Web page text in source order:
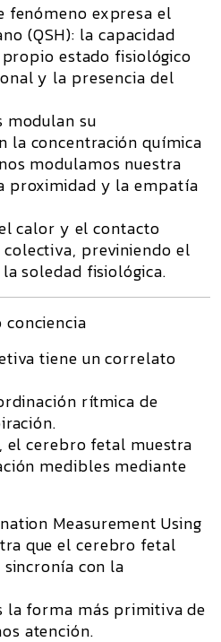
fenómeno expresa el
(QSH): la capacidad
estado fisiológico
y la presencia del
modulan su
la concentración química
modulamos nuestra
proximidad y la empatía
calor y el contacto
colectiva, previniendo el
soledad fisiológica.
tiene un correlato
rítmica de
.
el cerebro fetal muestra
medibles mediante
Measurement Using
que el cerebro fetal
con la
la forma más primitiva de
atención.